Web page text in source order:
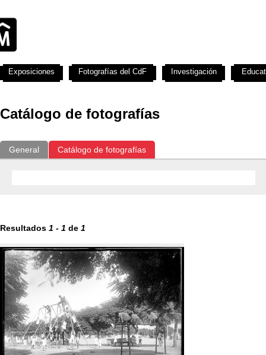
Catálogo de fotografías
General Catálogo de fotografías
Resultados 1 - 1 de 1
Exposiciones Fotografías del CdF Investigación